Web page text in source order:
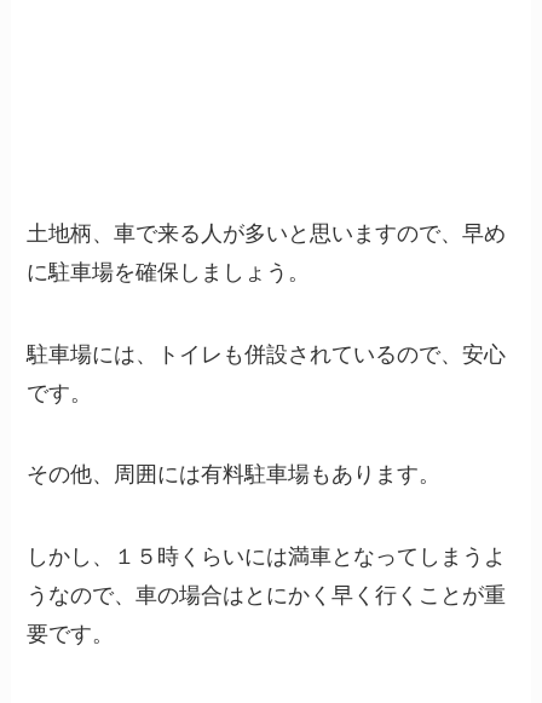
土地柄、車で来る人が多いと思いますので、早め
に駐車場を確保しましょう。
駐車場には、トイレも併設されているので、安心
です。
その他、周囲には有料駐車場もあります。
しかし、１５時くらいには満車となってしまうよ
うなので、車の場合はとにかく早く行くことが重
要です。